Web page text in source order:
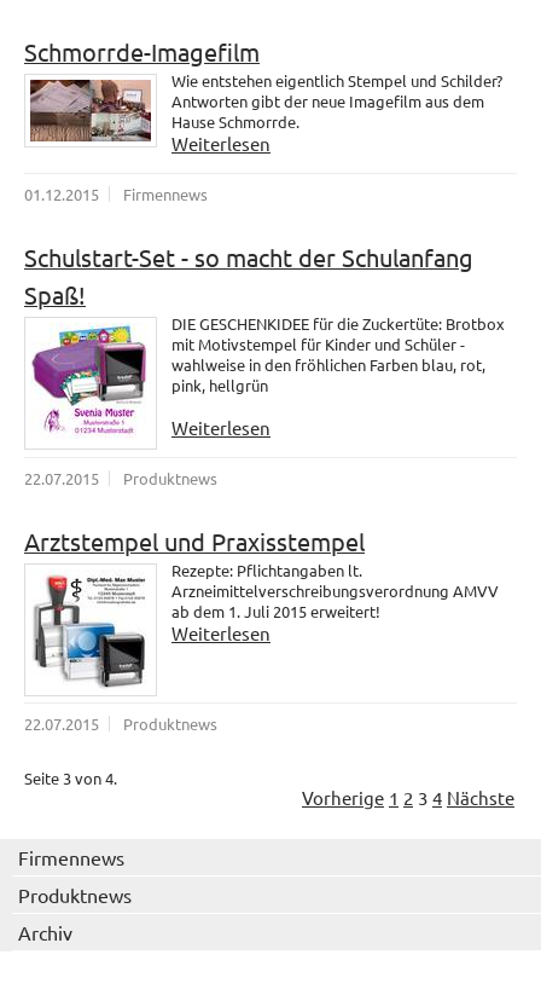
Schmorrde-Imagefilm
Wie entstehen eigentlich Stempel und Schilder?
Antworten gibt der neue Imagefilm aus dem
Hause Schmorrde.
Weiterlesen
01.12.2015 Firmennews
Schulstart-Set - so macht der Schulanfang
Spaß!
DIE GESCHENKIDEE für die Zuckertüte: Brotbox
mit Motivstempel für Kinder und Schüler -
wahlweise in den fröhlichen Farben blau, rot,
pink, hellgrün
Weiterlesen
22.07.2015 Produktnews
Arztstempel und Praxisstempel
Rezepte: Pflichtangaben lt.
Arzneimittelverschreibungsverordnung AMVV
ab dem 1. Juli 2015 erweitert!
Weiterlesen
22.07.2015 Produktnews
Seite 3 von 4.
Vorherige 1 2 3 4 Nächste
Firmennews
Produktnews
Archiv